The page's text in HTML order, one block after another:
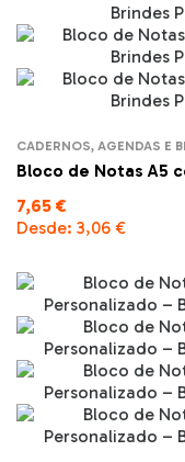
CADERNOS, AGENDAS E
Bloco de Notas A5
7,65 €
Desde: 3,06 €